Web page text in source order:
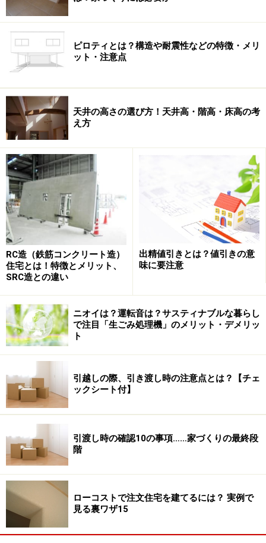
ピロティとは？構造や耐震性などの特徴・メリ
ット・注意点
天井の高さの選び方！天井高・階高・床高の考
え方
RC造（鉄筋コンクリート造）
住宅とは！特徴とメリット、
SRC造との違い
出精値引きとは？値引きの意
味に要注意
ニオイは？運転音は？サスティナブルな暮らし
で注目「生ごみ処理機」のメリット・デメリッ
ト
引越しの際、引き渡し時の注意点とは？【チェ
ックシート付】
引渡し時の確認10の事項……家づくりの最終段
階
ローコストで注文住宅を建てるには？ 実例で
見る裏ワザ15